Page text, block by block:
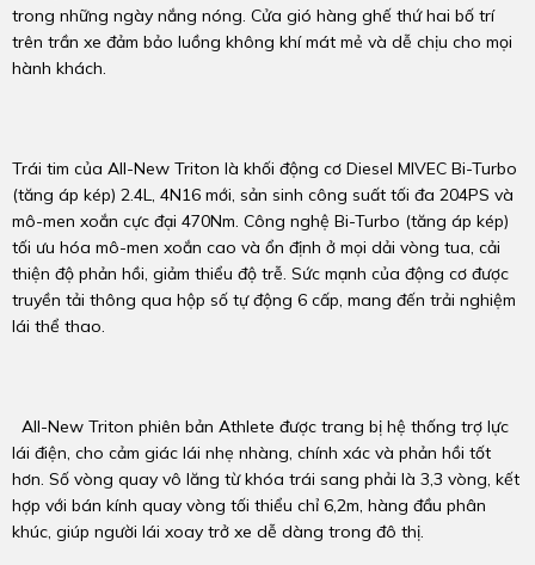
trong những ngày nắng nóng. Cửa gió hàng ghế thứ hai bố trí
trên trần xe đảm bảo luồng không khí mát mẻ và dễ chịu cho mọi
hành khách.
Trái tim của All-New Triton là khối động cơ Diesel MIVEC Bi-Turbo
(tăng áp kép) 2.4L, 4N16 mới, sản sinh công suất tối đa 204PS và
mô-men xoắn cực đại 470Nm. Công nghệ Bi-Turbo (tăng áp kép)
tối ưu hóa mô-men xoắn cao và ổn định ở mọi dải vòng tua, cải
thiện độ phản hồi, giảm thiểu độ trễ. Sức mạnh của động cơ được
truyền tải thông qua hộp số tự động 6 cấp, mang đến trải nghiệm
lái thể thao.
All-New Triton phiên bản Athlete được trang bị hệ thống trợ lực
lái điện, cho cảm giác lái nhẹ nhàng, chính xác và phản hồi tốt
hơn. Số vòng quay vô lăng từ khóa trái sang phải là 3,3 vòng, kết
hợp với bán kính quay vòng tối thiểu chỉ 6,2m, hàng đầu phân
khúc, giúp người lái xoay trở xe dễ dàng trong đô thị.